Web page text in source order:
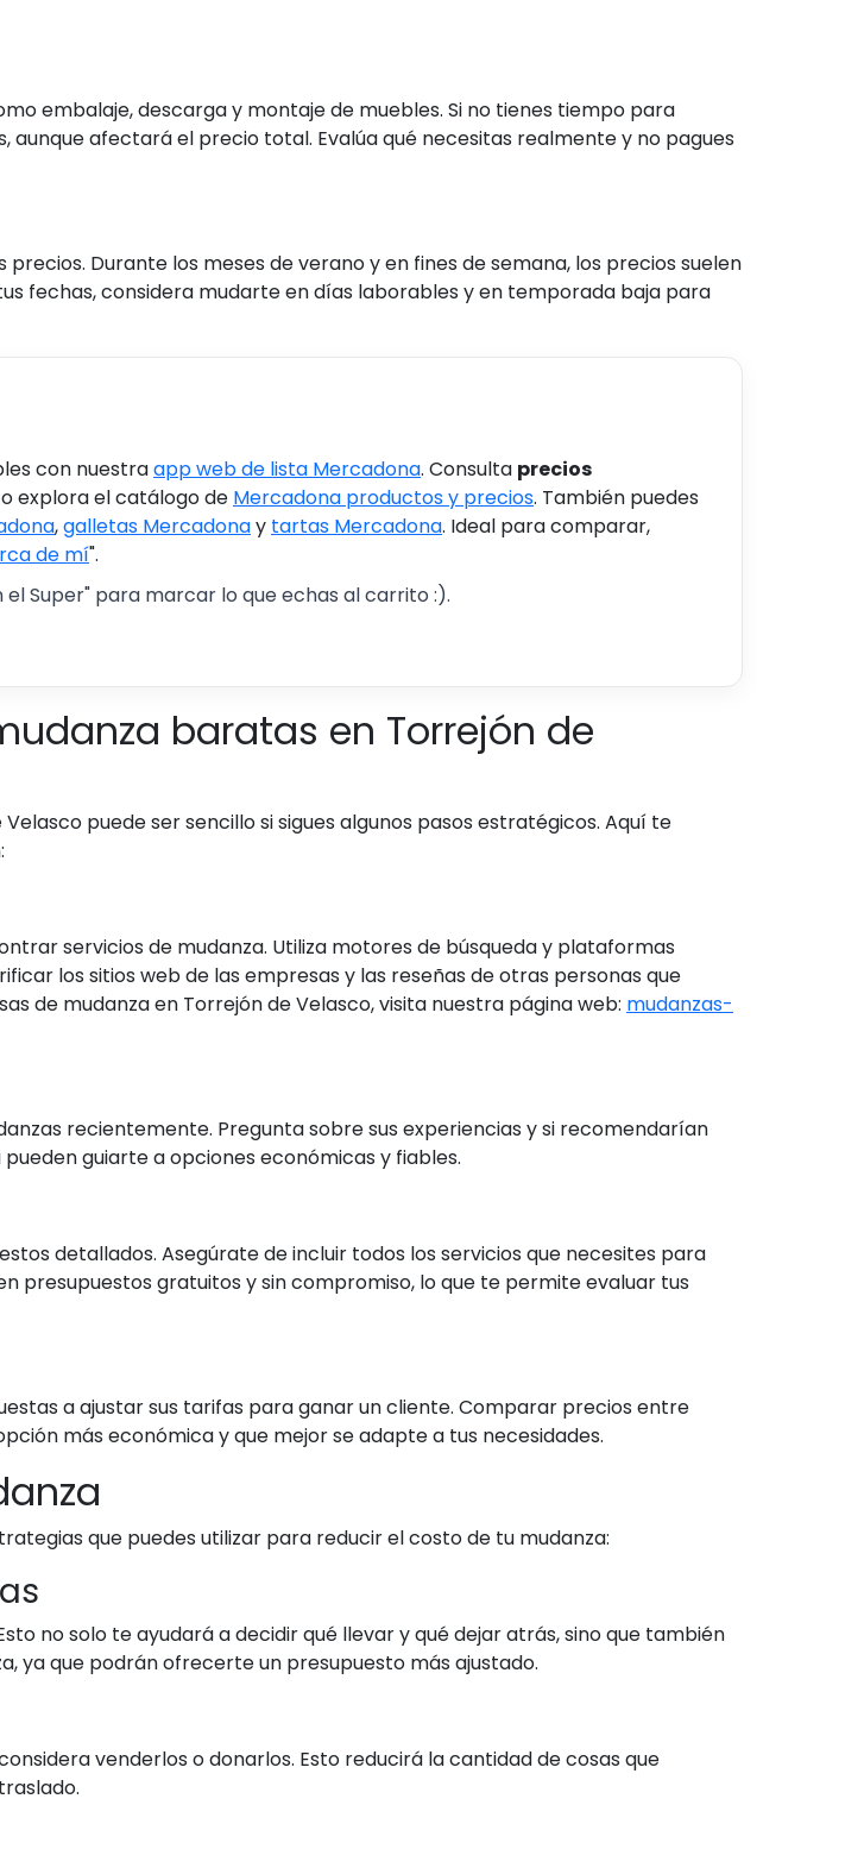
embalaje, descarga y montaje de muebles. Si no tienes tiempo para
afectará el precio total. Evalúa qué necesitas realmente y no pagues
Durante los meses de verano y en fines de semana, los precios suelen
fechas, considera mudarte en días laborables y en temporada baja para
con nuestraapp web de lista Mercadona. Consulta precios
explora el catálogo de Mercadona productos y precios. También puedes
,galletas Mercadonay tartas Mercadona. Ideal para comparar,
de mí".
Super" para marcar lo que echas al carrito :).
baratas en Torrejón de
puede ser sencillo si sigues algunos pasos estratégicos. Aquí te
servicios de mudanza. Utiliza motores de búsqueda y plataformas
los sitios web de las empresas y las reseñas de otras personas que
de mudanza en Torrejón de Velasco, visita nuestra página web: mudanzas-
recientemente. Pregunta sobre sus experiencias y si recomendarían
guiarte a opciones económicas y fiables.
detallados. Asegúrate de incluir todos los servicios que necesites para
presupuestos gratuitos y sin compromiso, lo que te permite evaluar tus
a ajustar sus tarifas para ganar un cliente. Comparar precios entre
más económica y que mejor se adapte a tus necesidades.
que puedes utilizar para reducir el costo de tu mudanza:
no solo te ayudará a decidir qué llevar y qué dejar atrás, sino que también
ya que podrán ofrecerte un presupuesto más ajustado.
venderlos o donarlos. Esto reducirá la cantidad de cosas que